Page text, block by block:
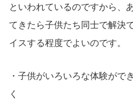
といわれているのですから、
てきたら子供たち同士で解決
イスする程度でよいのです。
・子供がいろいろな体験がで
く